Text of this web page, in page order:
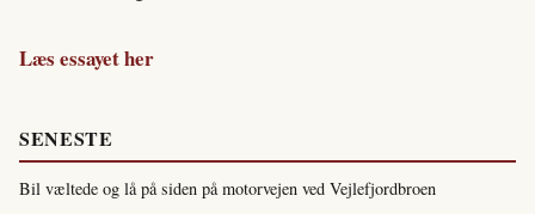
Læs essayet her
SENESTE
Bil væltede og lå på siden på motorvejen ved Vejlefjordbroen